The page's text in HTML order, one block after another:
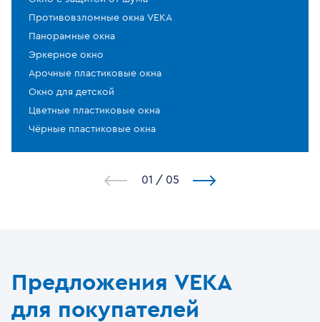
Противовзломные окна VEKA
Панорамные окна
Эркерное окно
Арочные пластиковые окна
Окно для детской
Цветные пластиковые окна
Чёрные пластиковые окна
1 / 5
Предложения VEKA
для покупателей